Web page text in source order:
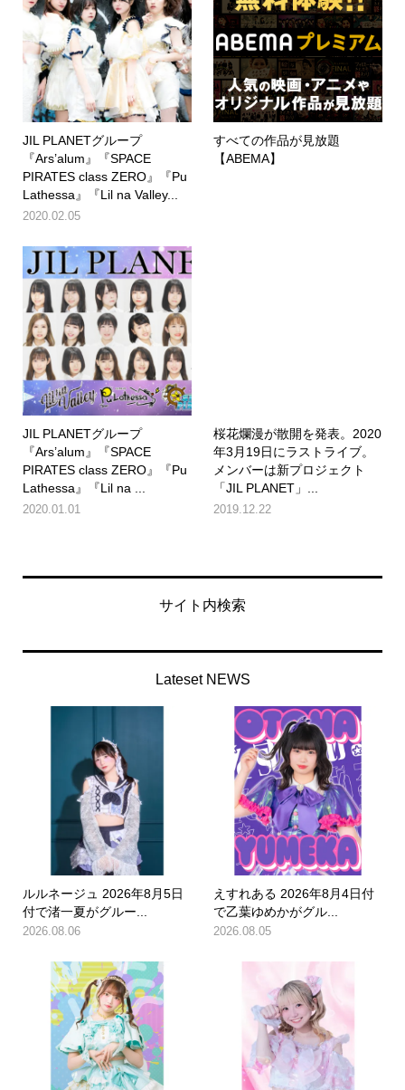
JIL PLANETグループ
『Ars’alum』『SPACE
PIRATES class ZERO』『Pu
Lathessa』『Lil na Valley...
2020.02.05
すべての作品が見放題
【ABEMA】
JIL PLANETグループ
『Ars’alum』『SPACE
PIRATES class ZERO』『Pu
Lathessa』『Lil na ...
2020.01.01
桜花爛漫が散開を発表。2020
年3月19日にラストライブ。
メンバーは新プロジェクト
「JIL PLANET」...
2019.12.22
サイト内検索
Lateset NEWS
ルルネージュ 2026年8月5日
付で渚一夏がグルー...
2026.08.06
えすれある 2026年8月4日付
で乙葉ゆめかがグル...
2026.08.05